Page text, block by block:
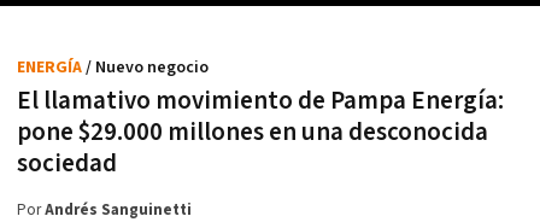
El llamativo movimiento de Pampa Energía:
pone $29.000 millones en una desconocida
sociedad
ENERGÍA/ Nuevo negocio
PorAndrés Sanguinetti